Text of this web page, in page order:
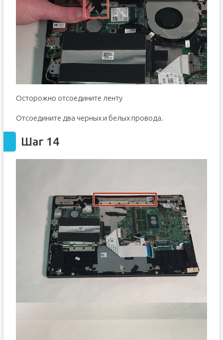
Осторожно отсоедините ленту
Отсоедините два черных и белых провода.
Шаг 14